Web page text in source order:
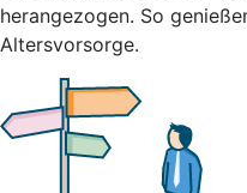
herangezogen. So
Altersvorsorge.